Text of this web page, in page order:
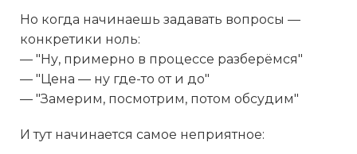
Но когда начинаешь задавать вопросы —
конкретики ноль:
— "Ну, примерно в процессе разберёмся"
— "Цена — ну где-то от и до"
— "Замерим, посмотрим, потом обсудим"
И тут начинается самое неприятное: